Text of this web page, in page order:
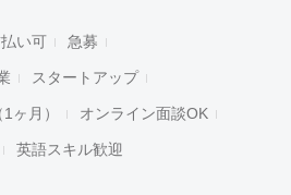
い可 急募
スタートアップ
ヶ月） オンライン面談OK
英語スキル歓迎